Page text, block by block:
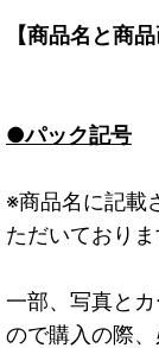
【商品名と商
●パック記号
※商品名に記載
ただいておりま
一部、写真と
ので購入の際